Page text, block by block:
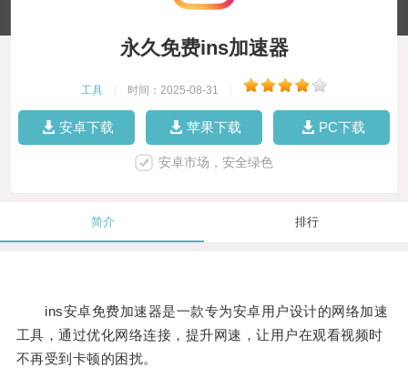
永久免费ins加速器
工具 时间：2025-08-31
安卓下载 苹果下载 PC下载
安卓市场，安全绿色
简介 排行
ins安卓免费加速器是一款专为安卓用户设计的网络加速
工具，通过优化网络连接，提升网速，让用户在观看视频时
不再受到卡顿的困扰。